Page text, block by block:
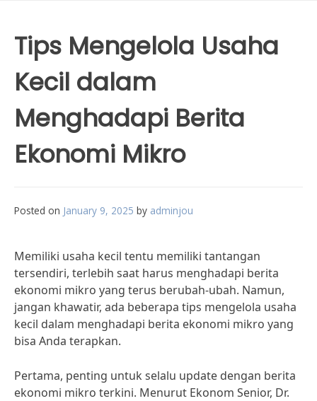
Tips Mengelola Usaha
Kecil dalam
Menghadapi Berita
Ekonomi Mikro
Posted on January 9, 2025 by adminjou
Memiliki usaha kecil tentu memiliki tantangan
tersendiri, terlebih saat harus menghadapi berita
ekonomi mikro yang terus berubah-ubah. Namun,
jangan khawatir, ada beberapa tips mengelola usaha
kecil dalam menghadapi berita ekonomi mikro yang
bisa Anda terapkan.
Pertama, penting untuk selalu update dengan berita
ekonomi mikro terkini. Menurut Ekonom Senior, Dr.